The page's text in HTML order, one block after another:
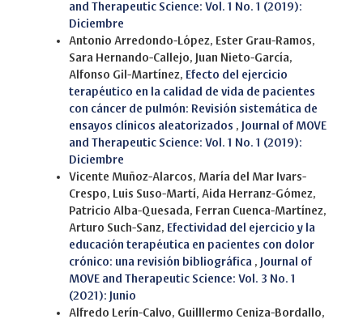
and Therapeutic Science: Vol. 1 No. 1 (2019):
Diciembre
Antonio Arredondo-López, Ester Grau-Ramos,
Sara Hernando-Callejo, Juan Nieto-García,
Alfonso Gil-Martínez, Efecto del ejercicio
terapéutico en la calidad de vida de pacientes
con cáncer de pulmón: Revisión sistemática de
ensayos clínicos aleatorizados , Journal of MOVE
and Therapeutic Science: Vol. 1 No. 1 (2019):
Diciembre
Vicente Muñoz-Alarcos, María del Mar Ivars-
Crespo, Luis Suso-Martí, Aida Herranz-Gómez,
Patricio Alba-Quesada, Ferran Cuenca-Martínez,
Arturo Such-Sanz, Efectividad del ejercicio y la
educación terapéutica en pacientes con dolor
crónico: una revisión bibliográfica , Journal of
MOVE and Therapeutic Science: Vol. 3 No. 1
(2021): Junio
Alfredo Lerín-Calvo, Guilllermo Ceniza-Bordallo,